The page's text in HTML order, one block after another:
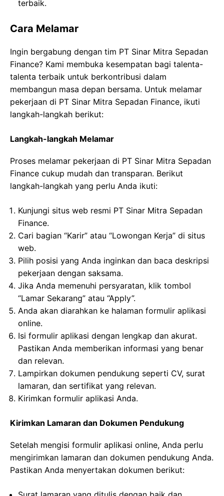
terbaik.
Cara Melamar
Ingin bergabung dengan tim PT Sinar Mitra Sepadan
Finance? Kami membuka kesempatan bagi talenta-
talenta terbaik untuk berkontribusi dalam
membangun masa depan bersama. Untuk melamar
pekerjaan di PT Sinar Mitra Sepadan Finance, ikuti
langkah-langkah berikut:
Langkah-langkah Melamar
Proses melamar pekerjaan di PT Sinar Mitra Sepadan
Finance cukup mudah dan transparan. Berikut
langkah-langkah yang perlu Anda ikuti:
Kunjungi situs web resmi PT Sinar Mitra Sepadan
Finance.
Cari bagian “Karir” atau “Lowongan Kerja” di situs
web.
Pilih posisi yang Anda inginkan dan baca deskripsi
pekerjaan dengan saksama.
Jika Anda memenuhi persyaratan, klik tombol
“Lamar Sekarang” atau “Apply”.
Anda akan diarahkan ke halaman formulir aplikasi
online.
Isi formulir aplikasi dengan lengkap dan akurat.
Pastikan Anda memberikan informasi yang benar
dan relevan.
Lampirkan dokumen pendukung seperti CV, surat
lamaran, dan sertifikat yang relevan.
Kirimkan formulir aplikasi Anda.
Kirimkan Lamaran dan Dokumen Pendukung
Setelah mengisi formulir aplikasi online, Anda perlu
mengirimkan lamaran dan dokumen pendukung Anda.
Pastikan Anda menyertakan dokumen berikut: